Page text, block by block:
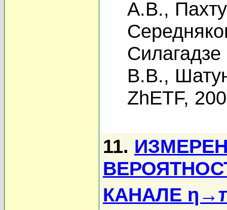
А.В.,
В.В.,
ZhETF,
11.
КАНАЛЕ